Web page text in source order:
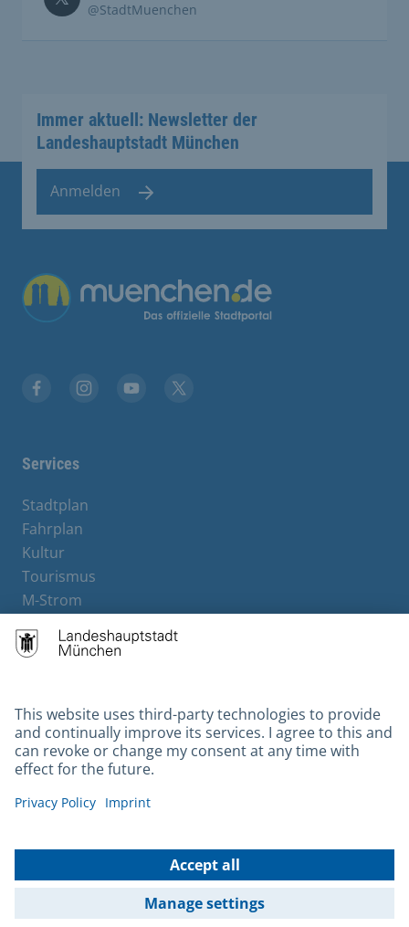
@StadtMuenchen
Immer aktuell: Newsletter der
Landeshauptstadt München
Anmelden
Übergreifende Links
Services
Stadtplan
Fahrplan
Kultur
Tourismus
M-Strom
Hotels
Contact
Barrierefreiheit
Leichte Sprache
Gebärdensprache
Kontakt